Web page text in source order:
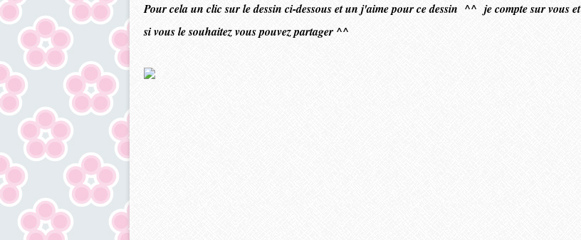
Pour cela un clic sur le dessin ci-dessous et un j'aime pour ce dessin ^^ je compte sur vous et
si vous le souhaitez vous pouvez partager ^^